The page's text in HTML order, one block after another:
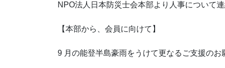
NPO法人日本防災士会本部より人事について連
【本部から、会員に向けて】
9 月の能登半島豪雨をうけて更なるご支援のお